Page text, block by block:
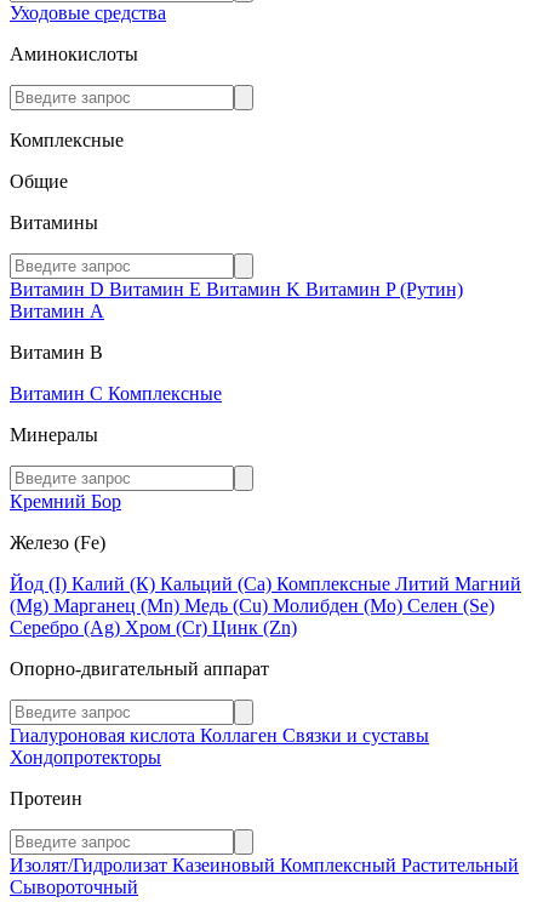
Уходовые средства
Аминокислоты
Комплексные
Общие
Витамины
Витамин D Витамин E Витамин K Витамин P (Рутин)
Витамин А
Витамин В
Витамин C Комплексные
Минералы
Кремний Бор
Железо (Fe)
Йод (I) Калий (К) Кальций (Са) Комплексные Литий Магний
(Mg) Марганец (Mn) Медь (Сu) Молибден (Мо) Селен (Se)
Серебро (Ag) Хром (Cr) Цинк (Zn)
Опорно-двигательный аппарат
Гиалуроновая кислота Коллаген Связки и суставы
Хондопротекторы
Протеин
Изолят/Гидролизат Казеиновый Комплексный Растительный
Сывороточный